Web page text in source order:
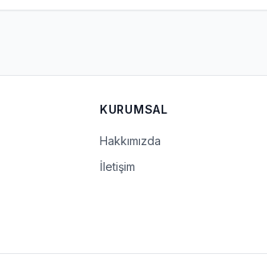
KURUMSAL
Hakkımızda
İletişim